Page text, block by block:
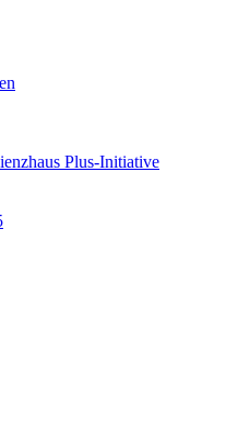
Plus-Initiative